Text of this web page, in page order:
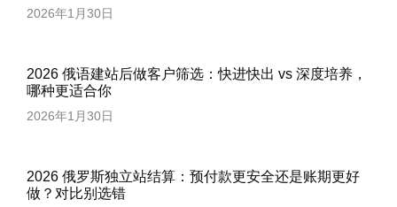
2026年1月30日
2026 俄语建站后做客户筛选：快进快出 vs 深度培养，
哪种更适合你
2026年1月30日
2026 俄罗斯独立站结算：预付款更安全还是账期更好
做？对比别选错